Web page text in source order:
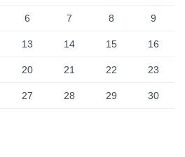
6 7 8 9
13 14 15 16
20 21 22 23
27 28 29 30